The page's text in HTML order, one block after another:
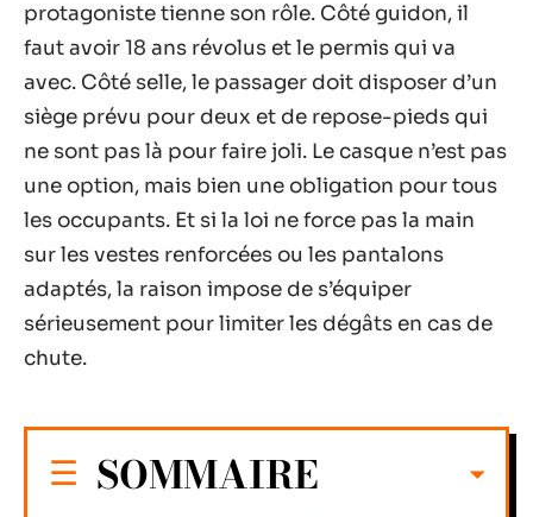
protagoniste tienne son rôle. Côté guidon, il
faut avoir 18 ans révolus et le permis qui va
avec. Côté selle, le passager doit disposer d’un
siège prévu pour deux et de repose-pieds qui
ne sont pas là pour faire joli. Le casque n’est pas
une option, mais bien une obligation pour tous
les occupants. Et si la loi ne force pas la main
sur les vestes renforcées ou les pantalons
adaptés, la raison impose de s’équiper
sérieusement pour limiter les dégâts en cas de
chute.
SOMMAIRE